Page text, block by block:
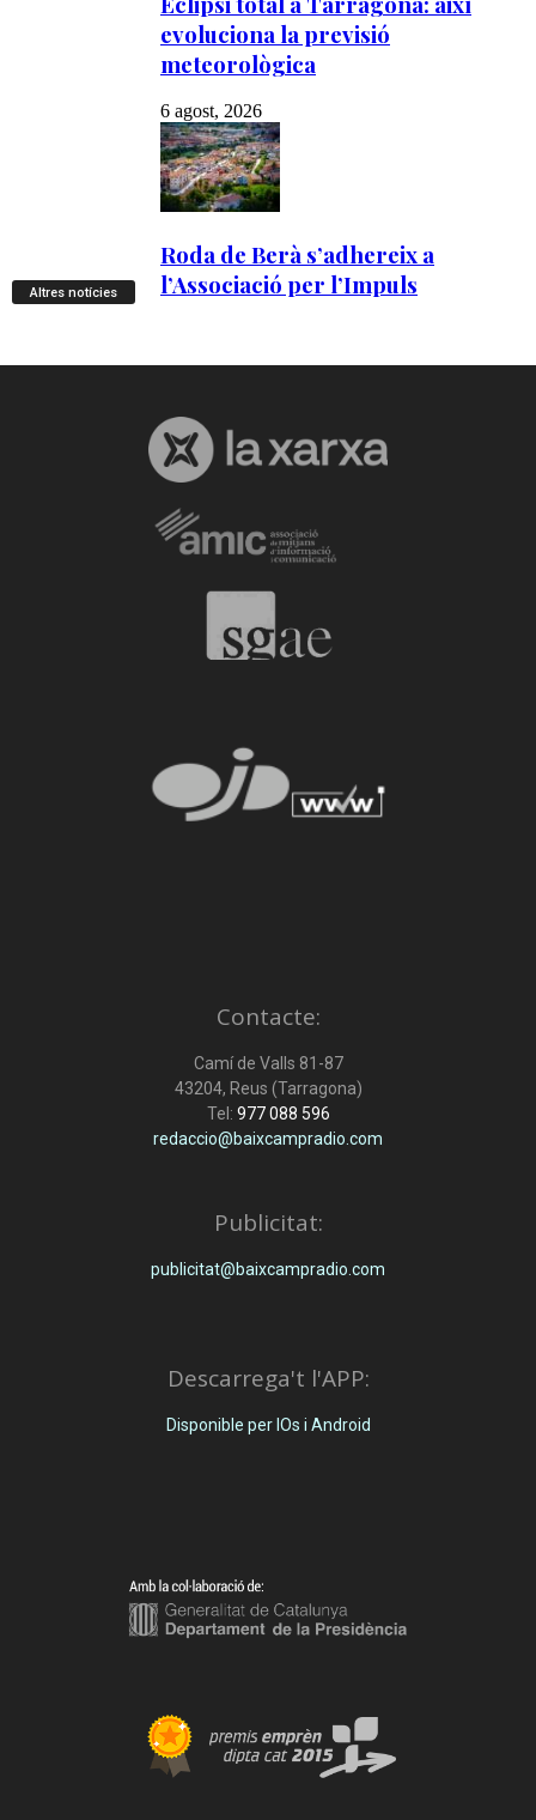
Altres notícies
Contacte:
Camí de Valls 81-87
43204, Reus (Tarragona)
Tel: 977 088 596
redaccio@baixcampradio.com
Publicitat:
publicitat@baixcampradio.com
Descarrega't l'APP:
Disponible per IOs i Android